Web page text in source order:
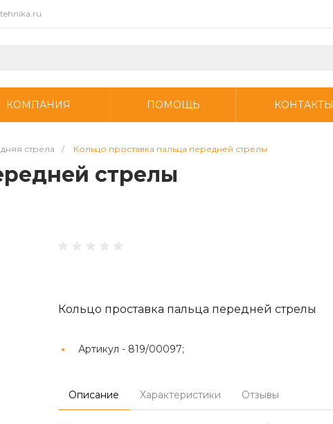
КОМПАНИЯ ПОМОЩЬ КОНТАКТЫ
стрела / Кольцо проставка пальца передней стрелы
стрелы
Кольцо проставка пальца передней стрелы
Артикул - 819/00097;
Описание Характеристики Отзывы